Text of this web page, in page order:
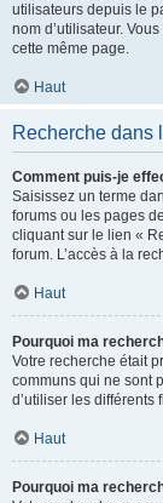
utilisateurs depuis le
nom d’utilisateur.
cette même page.
Haut
Recherche dans
Comment puis-je
Saisissez un terme
forums ou les pages
cliquant sur le lien «
forum. L’accès à la
Haut
Pourquoi ma
Votre recherche était
communs qui ne sont
d’utiliser les
Haut
Pourquoi ma